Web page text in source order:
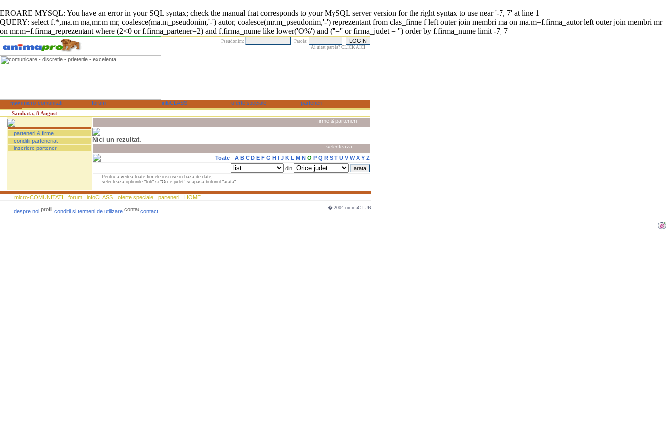
EROARE MYSQL: You have an error in your SQL syntax; check the manual that corresponds to your MySQL server version for the right syntax to use near '-7, 7' at line 1
QUERY: select f.*,ma.m ma,mr.m mr, coalesce(ma.m_pseudonim,'-') autor, coalesce(mr.m_pseudonim,'-') reprezentant from clas_firme f left outer join membri ma on ma.m=f.firma_autor left outer join membri mr
on mr.m=f.firma_reprezentant where (2<0 or f.firma_partener=2) and f.firma_nume like lower('O%') and (''='' or firma_judet = '') order by f.firma_nume limit -7, 7
Pseudonim:
Parola:
Ai uitat parola? CLICK AICI!
Sambata, 8 August
parteneri & firme
conditii parteneriat
inscriere partener
firme & parteneri
Nici un rezultat.
selecteaza...
Toate - A B C D E F G H I J K L M N O P Q R S T U V W X Y Z
din
Pentru a vedea toate firmele inscrise in baza de date,
selecteaza optiunile "toti" si "Orice judet" si apasa butonul "arata".
micro-COMUNITATI forum infoCLASS oferte speciale parteneri HOME
despre noi conditii si termeni de utilizare contact
� 2004 omniaCLUB